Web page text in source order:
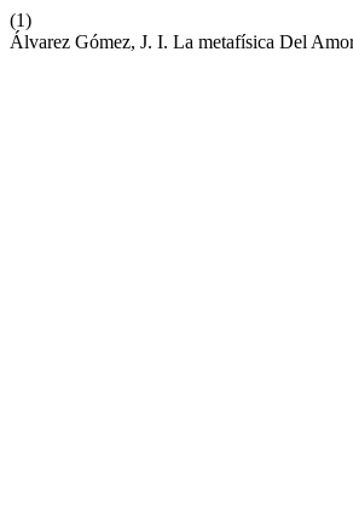
(1)
Álvarez Gómez, J. I. La metafísica Del